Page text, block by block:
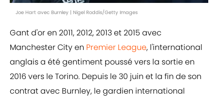
Joe Hart avec Burnley | Nigel Roddis/Getty Images
Gant d'or en 2011, 2012, 2013 et 2015 avec
Manchester City en Premier League, l'international
anglais a été gentiment poussé vers la sortie en
2016 vers le Torino. Depuis le 30 juin et la fin de son
contrat avec Burnley, le gardien international